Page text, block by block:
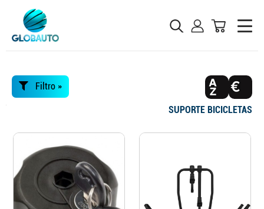
Filtro »
SUPORTE BICICLETAS